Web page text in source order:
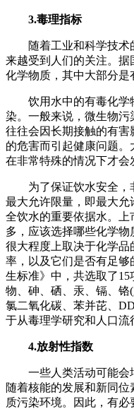
3.毒理指标
随着工业和科学技术
来越受到人们的关注。
化学物质，其中大部分是
饮用水中的有毒化学
染。一般来说，微生物
往往会因长期接触的有
的危害而引起健康问题
在非常特殊的情况下才会
为了保证饮水安全，
最大允许限量，即最大
全饮水的重要依据水。
多，应该选择哪些化学
很大程度上取决于化学
率，以及它们是否有足够
生标准》中，共选取了
物、砷、硒、汞、镉、铬
氯二氧化碳、苯并芘、
于从毒理学研究和人口流
4.放射性指数
一些人类活动可能会
随着核能的发展和新同
质污染环境。因此，有